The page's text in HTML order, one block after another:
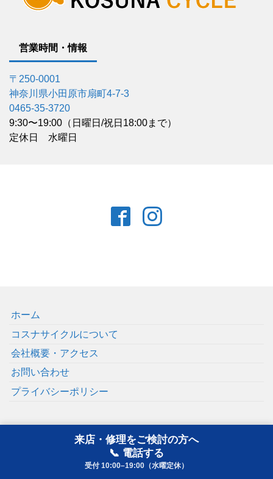
営業時間・情報
〒250-0001
神奈川県小田原市扇町4-7-3
0465-35-3720
9:30〜19:00（日曜日/祝日18:00まで）
定休日 水曜日
ホーム
コスナサイクルについて
会社概要・アクセス
お問い合わせ
プライバシーポリシー
来店・修理をご検討の方へ
📞 電話する
受付 10:00–19:00（水曜定休）